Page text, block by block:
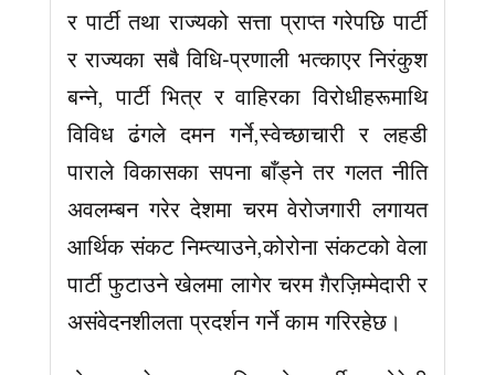
र पार्टी तथा राज्यको सत्ता प्राप्त गरेपछि पार्टी
र राज्यका सबै विधि-प्रणाली भत्काएर निरंकुश
बन्ने, पार्टी भित्र र वाहिरका विरोधीहरूमाथि
विविध ढंगले दमन गर्ने,स्वेच्छाचारी र लहडी
पाराले विकासका सपना बाँड्ने तर गलत नीति
अवलम्बन गरेर देशमा चरम वेरोजगारी लगायत
आर्थिक संकट निम्त्याउने,कोरोना संकटको वेला
पार्टी फुटाउने खेलमा लागेर चरम ग़ैरज़िम्मेदारी र
असंवेदनशीलता प्रदर्शन गर्ने काम गरिरहेछ।